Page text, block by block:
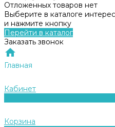
Отложенных товаров нет
Выберите в каталоге
и нажмите кнопку
Перейти в каталог
Заказать звонок
Главная
Кабинет
Корзина